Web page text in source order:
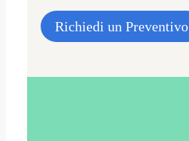
Richiedi un Preventivo